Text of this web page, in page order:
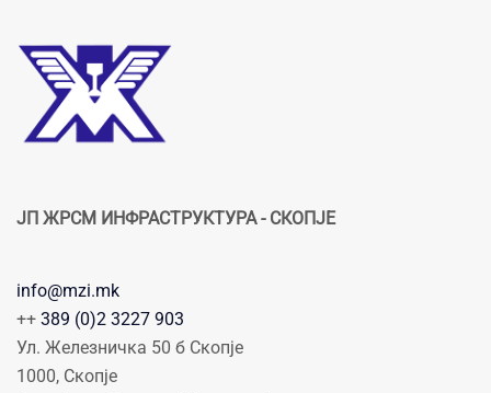
ЈП ЖРСМ ИНФРАСТРУКТУРА - СКОПЈЕ
info@mzi.mk
++ 389 (0)2 3227 903
Ул. Железничка 50 б Скопје
1000, Скопје